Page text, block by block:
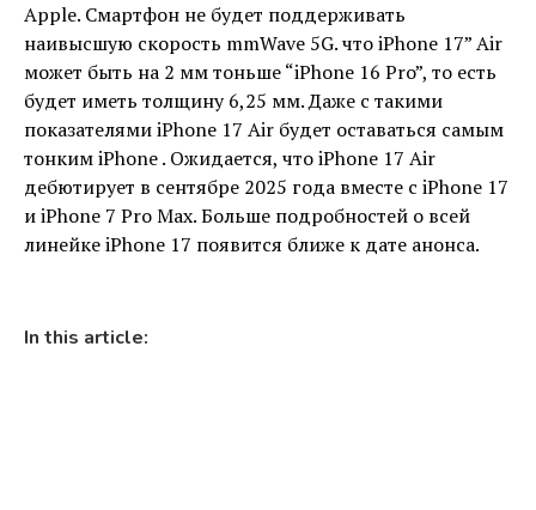
Apple. Смартфон не будет поддерживать
наивысшую скорость mmWave 5G. что ‌iPhone 17” Air
может быть на 2 мм тоньше “iPhone 16 Pro”, то есть
будет иметь толщину 6,25 мм. Даже с такими
показателями iPhone 17 Air будет оставаться самым
тонким iPhone . Ожидается, что iPhone 17 Air
дебютирует в сентябре 2025 года вместе с iPhone 17
и iPhone 7 Pro Max. Больше подробностей о всей
линейке ‌iPhone 17‌ появится ближе к дате анонса.
In this article: